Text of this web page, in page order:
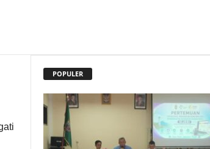
POPULER